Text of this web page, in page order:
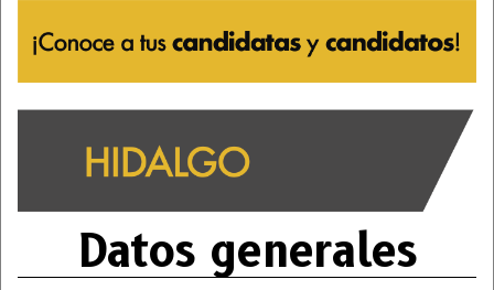
Datos generales